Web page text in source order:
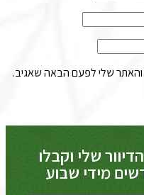
שלי לפעם הבאה שאגיב.
שלי וקבלו
מידי שבוע